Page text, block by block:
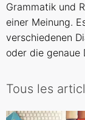
Grammatik und
einer Meinung.
verschiedenen
oder die genaue
Tous les